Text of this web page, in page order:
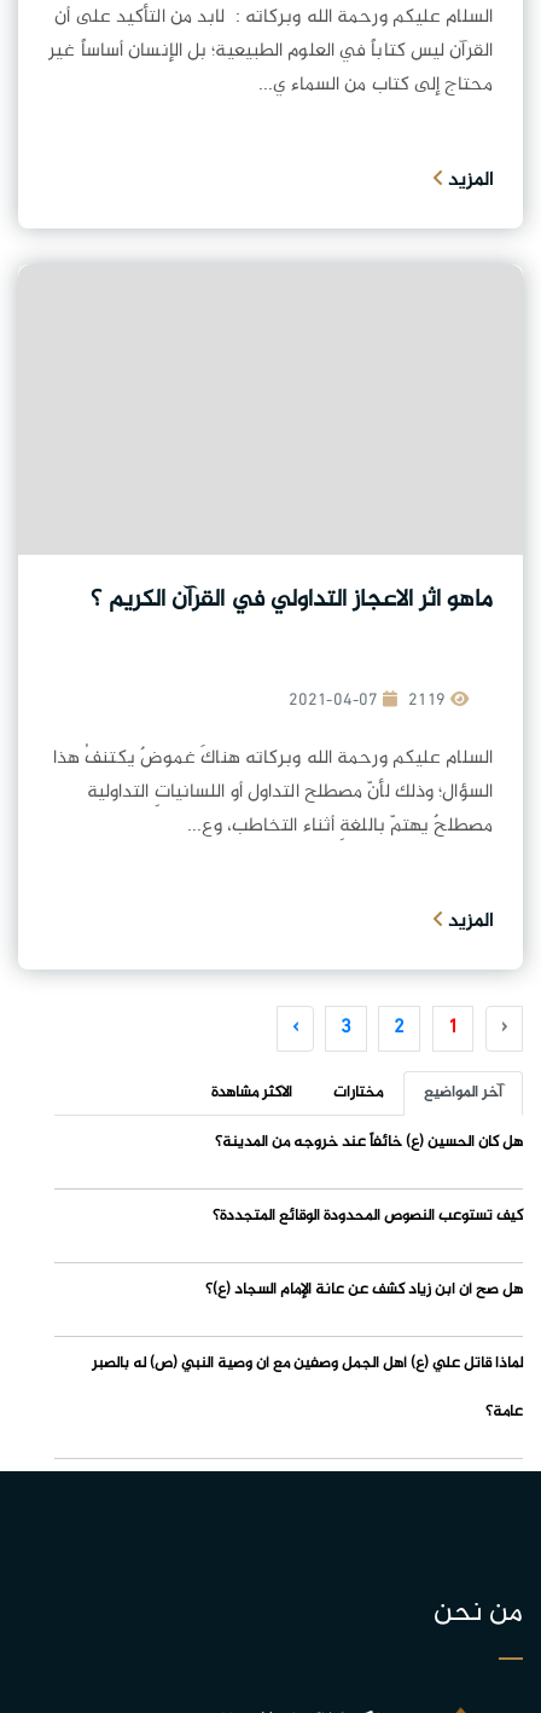
السلام عليكم ورحمة الله وبركاته : لابد من التأكيد على أن
القرآن ليس كتاباً في العلوم الطبيعية؛ بل الإنسان أساساً غير
محتاج إلى كتاب من السماء ي...
المزيد
ماهو اثر الاعجاز التداولي في القرآن الكريم ؟
2021-04-07
السلام عليكم ورحمة الله وبركاته هناكَ غموضٌ يكتنفُ هذا
السؤال؛ وذلك لأنّ مصطلح التداول أو اللسانياتِ التداولية
مصطلحٌ يهتمّ باللغةِ أثناء التخاطب، وع...
المزيد
‹
1
2
3
›
آخر المواضيع مختارات
الاكثر مشاهدة
هل كان الحسين (ع) خائفاً عند خروجه من المدينة؟
كيف تستوعب النصوص المحدودة الوقائع المتجددة؟
هل صح أن ابن زياد كشف عن عانة الإمام السجاد (ع)؟
لماذا قاتل علي (ع) أهل الجمل وصفين مع أن وصية النبي (ص) له بالصبر
عامة؟
من نحن